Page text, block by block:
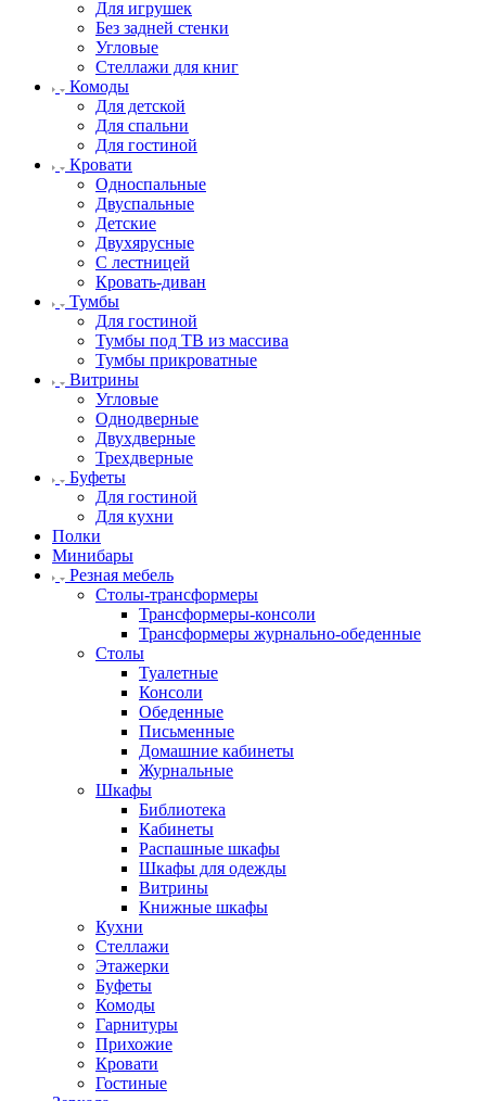
Для игрушек
Без задней стенки
Угловые
Стеллажи для книг
Комоды
Для детской
Для спальни
Для гостиной
Кровати
Односпальные
Двуспальные
Детские
Двухярусные
С лестницей
Кровать-диван
Тумбы
Для гостиной
Тумбы под ТВ из массива
Тумбы прикроватные
Витрины
Угловые
Однодверные
Двухдверные
Трехдверные
Буфеты
Для гостиной
Для кухни
Полки
Минибары
Резная мебель
Столы-трансформеры
Трансформеры-консоли
Трансформеры журнально-обеденные
Столы
Туалетные
Консоли
Обеденные
Письменные
Домашние кабинеты
Журнальные
Шкафы
Библиотека
Кабинеты
Распашные шкафы
Шкафы для одежды
Витрины
Книжные шкафы
Кухни
Стеллажи
Этажерки
Буфеты
Комоды
Гарнитуры
Прихожие
Кровати
Гостиные